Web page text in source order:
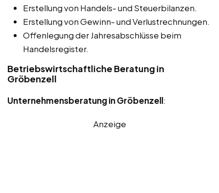
Erstellung von Handels- und Steuerbilanzen.
Erstellung von Gewinn- und Verlustrechnungen.
Offenlegung der Jahresabschlüsse beim
Handelsregister.
Betriebswirtschaftliche Beratung in
Gröbenzell
Unternehmensberatung in Gröbenzell:
Anzeige